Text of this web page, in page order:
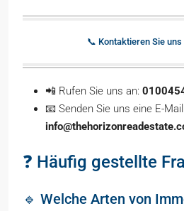
📞 Kontaktieren Sie uns
📲 Rufen Sie uns an:
📧 Senden Sie uns eine E-Mail:
❓ Häufig gestellte
🔹 Welche Arten von